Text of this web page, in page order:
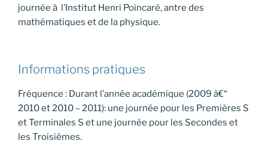
journée à l’Institut Henri Poincaré, antre des
mathématiques et de la physique.
Informations pratiques
Fréquence : Durant l’année académique (2009 â€“
2010 et 2010 – 2011): une journée pour les Premières S
et Terminales S et une journée pour les Secondes et
les Troisièmes.